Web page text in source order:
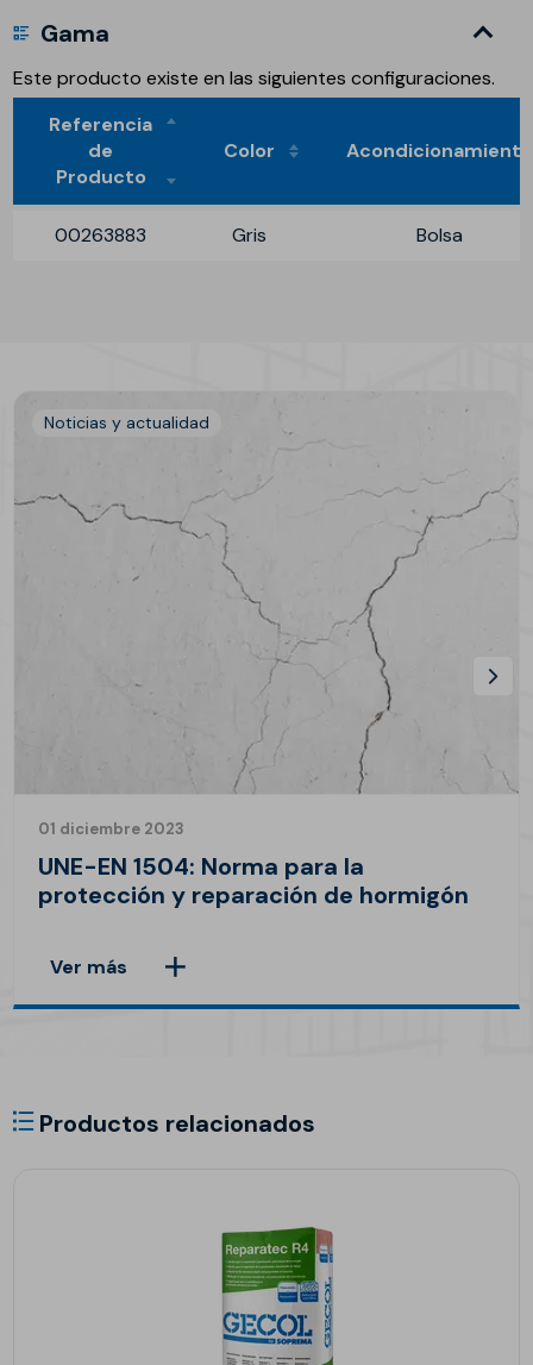
Gama
Este producto existe en las siguientes configuraciones.
Referencia
de
Producto
Color Acondicionamiento
00263883 Gris Bolsa
Noticias y actualidad
01 diciembre 2023
UNE-EN 1504: Norma para la
protección y reparación de hormigón
Ver más
Productos relacionados